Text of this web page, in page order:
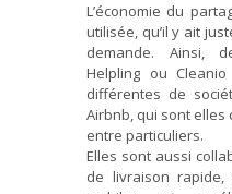
L’économie du
utilisée, qu’il y ait
demande. Ainsi,
Helpling ou
différentes de
Airbnb, qui sont
entre particuliers.
Elles sont aussi
de livraison rapide,